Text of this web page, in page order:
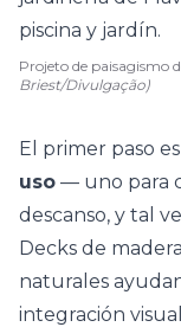
Projeto de paisagismo
Briest/Divulgação)
El primer paso
uso — uno para
descanso, y tal
Decks de madera
naturales
integración